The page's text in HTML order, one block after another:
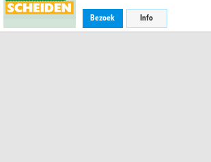
Bezoek Info